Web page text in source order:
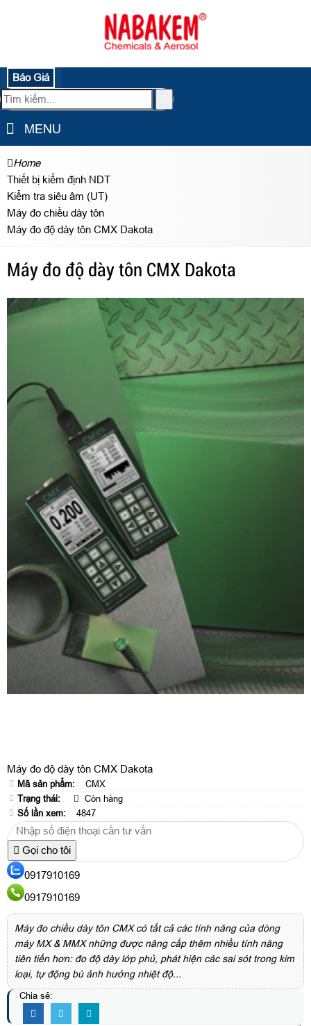
Báo Giá
MENU
Home
Thiết bị kiểm định NDT
Kiểm tra siêu âm (UT)
Máy đo chiều dày tôn
Máy đo độ dày tôn CMX Dakota
Máy đo độ dày tôn CMX Dakota
Máy đo độ dày tôn CMX Dakota
Mã sản phẩm:
CMX
Trạng thái:
Còn hàng
Số lần xem:
4847
Gọi cho tôi
0917910169
0917910169
Máy đo chiều dày tôn CMX có tất cả các tính năng của dòng
máy MX & MMX những được nâng cấp thêm nhiều tính năng
tiên tiến hơn: đo độ dày lớp phủ, phát hiện các sai sót trong kim
loại, tự động bù ảnh hưởng nhiệt độ...
Chia sẻ: